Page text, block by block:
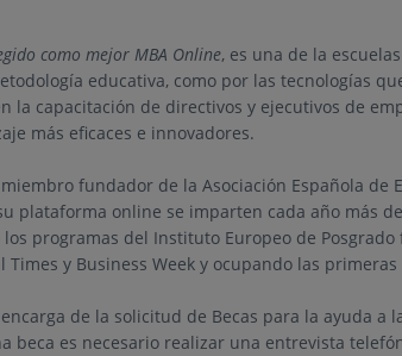
como mejor MBA Online, es una de la
educativa, como por las tecnologías
la capacitación de directivos y ejecutivos de
más eficaces e innovadores.
fundador de la Asociación Española de
plataforma online se imparten cada año más
programas del Instituto Europeo de
y Business Week y ocupando las
de la solicitud de Becas para la ayuda a
beca es necesario realizar una entrevista